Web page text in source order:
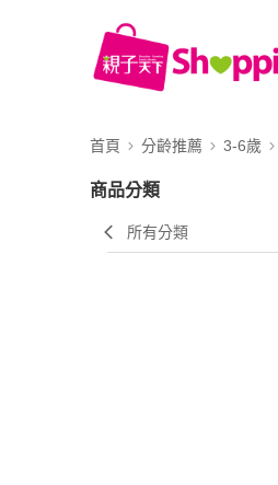
首頁 分齡推薦 3-6歲
商品分類
所有分類